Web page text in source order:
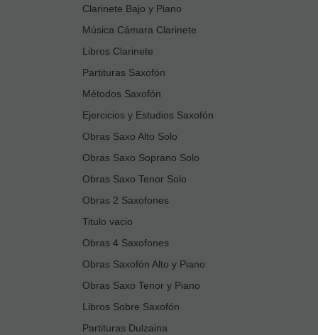
Clarinete Bajo y Piano
Música Cámara Clarinete
Libros Clarinete
Partituras Saxofón
Métodos Saxofón
Ejercicios y Estudios Saxofón
Obras Saxo Alto Solo
Obras Saxo Soprano Solo
Obras Saxo Tenor Solo
Obras 2 Saxofones
Titulo vacio
Obras 4 Saxofones
Obras Saxofón Alto y Piano
Obras Saxo Tenor y Piano
Libros Sobre Saxofón
Partituras Dulzaina